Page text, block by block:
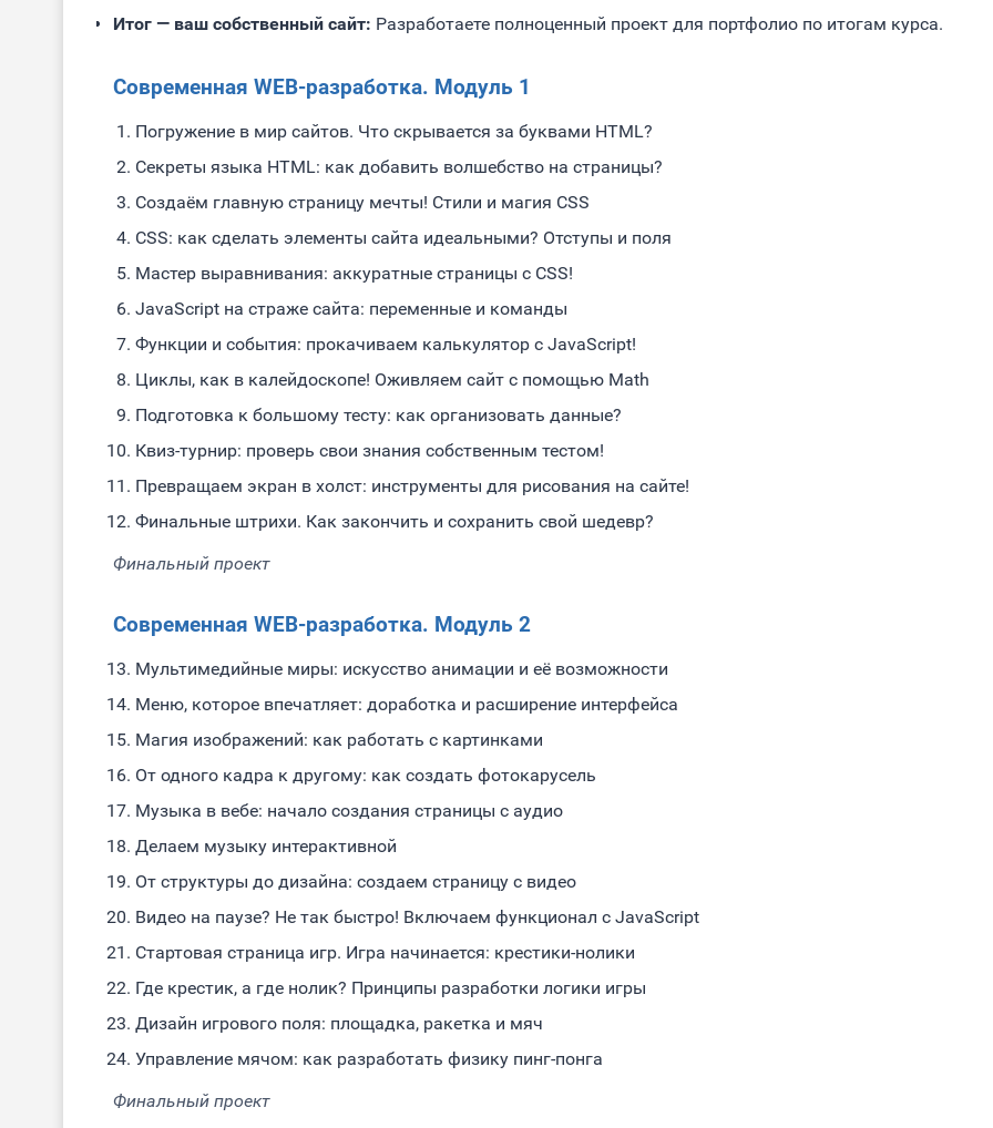
Итог — ваш собственный сайт: Разработаете полноценный проект для портфолио по итогам курса.
Современная WEB-разработка. Модуль 1
Погружение в мир сайтов. Что скрывается за буквами HTML?
Секреты языка HTML: как добавить волшебство на страницы?
Создаём главную страницу мечты! Стили и магия CSS
CSS: как сделать элементы сайта идеальными? Отступы и поля
Мастер выравнивания: аккуратные страницы с CSS!
JavaScript на страже сайта: переменные и команды
Функции и события: прокачиваем калькулятор с JavaScript!
Циклы, как в калейдоскопе! Оживляем сайт с помощью Math
Подготовка к большому тесту: как организовать данные?
Квиз-турнир: проверь свои знания собственным тестом!
Превращаем экран в холст: инструменты для рисования на сайте!
Финальные штрихи. Как закончить и сохранить свой шедевр?
Финальный проект
Современная WEB-разработка. Модуль 2
Мультимедийные миры: искусство анимации и её возможности
Меню, которое впечатляет: доработка и расширение интерфейса
Магия изображений: как работать с картинками
От одного кадра к другому: как создать фотокарусель
Музыка в вебе: начало создания страницы с аудио
Делаем музыку интерактивной
От структуры до дизайна: создаем страницу с видео
Видео на паузе? Не так быстро! Включаем функционал с JavaScript
Стартовая страница игр. Игра начинается: крестики-нолики
Где крестик, а где нолик? Принципы разработки логики игры
Дизайн игрового поля: площадка, ракетка и мяч
Управление мячом: как разработать физику пинг-понга
Финальный проект